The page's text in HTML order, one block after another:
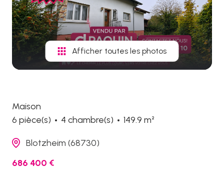
Afficher toutes les photos
Maison
6 pièce(s)
4 chambre(s) 149.9 m²
Blotzheim (68730)
686 400 €